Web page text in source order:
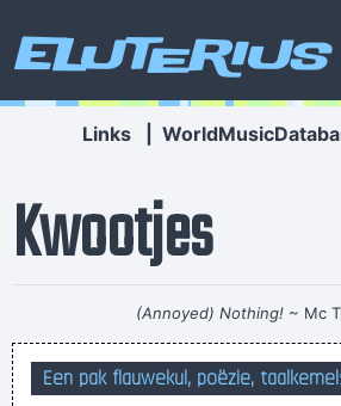
Eluterius
Links
Kwootjes
(Annoyed) Nothing! ~ Mc
happened in that bar he
Een pak flauwekul, poëzie,